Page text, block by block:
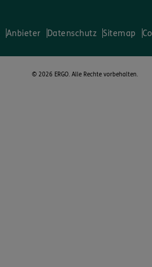
Anbieter Datenschutz Sitemap
© 2026 ERGO. Alle Rechte vorbehalten.